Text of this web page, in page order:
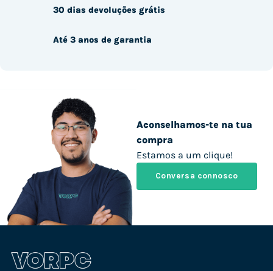
Aconselhamos-te na tua
compra
Estamos a um clique!
Conversa connosco
30 dias devoluções grátis
Até 3 anos de garantia